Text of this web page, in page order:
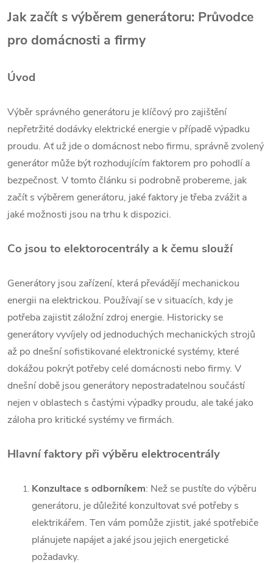
Jak začít s výběrem generátoru: Průvodce
pro domácnosti a firmy
Úvod
Výběr správného generátoru je klíčový pro zajištění
nepřetržité dodávky elektrické energie v případě výpadku
proudu. Ať už jde o domácnost nebo firmu, správně zvolený
generátor může být rozhodujícím faktorem pro pohodlí a
bezpečnost. V tomto článku si podrobně probereme, jak
začít s výběrem generátoru, jaké faktory je třeba zvážit a
jaké možnosti jsou na trhu k dispozici.
Co jsou to elektorocentrály a k čemu slouží
Generátory jsou zařízení, která převádějí mechanickou
energii na elektrickou. Používají se v situacích, kdy je
potřeba zajistit záložní zdroj energie. Historicky se
generátory vyvíjely od jednoduchých mechanických strojů
až po dnešní sofistikované elektronické systémy, které
dokážou pokrýt potřeby celé domácnosti nebo firmy. V
dnešní době jsou generátory nepostradatelnou součástí
nejen v oblastech s častými výpadky proudu, ale také jako
záloha pro kritické systémy ve firmách.
Hlavní faktory při výběru elektrocentrály
Konzultace s odborníkem: Než se pustíte do výběru
generátoru, je důležité konzultovat své potřeby s
elektrikářem. Ten vám pomůže zjistit, jaké spotřebiče
plánujete napájet a jaké jsou jejich energetické
požadavky.